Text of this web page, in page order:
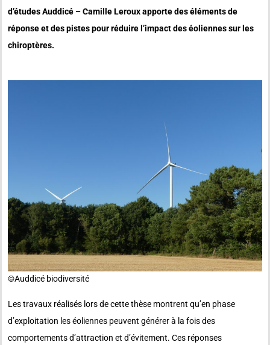
d’études Auddicé – Camille Leroux apporte des éléments de
réponse et des pistes pour réduire l’impact des éoliennes sur les
chiroptères.
©️Auddicé biodiversité
Les travaux réalisés lors de cette thèse montrent qu’en phase
d’exploitation les éoliennes peuvent générer à la fois des
comportements d’attraction et d’évitement. Ces réponses